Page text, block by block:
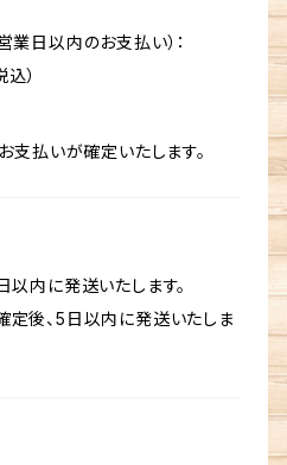
日以内のお支払い）：
）
支払いが確定いたします。
内に発送いたします。
後、5日以内に発送いたしま